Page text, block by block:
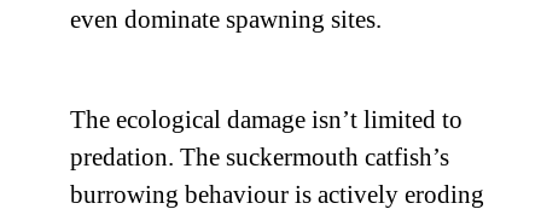
even dominate spawning sites.
The ecological damage isn’t limited to
predation. The suckermouth catfish’s
burrowing behaviour is actively eroding